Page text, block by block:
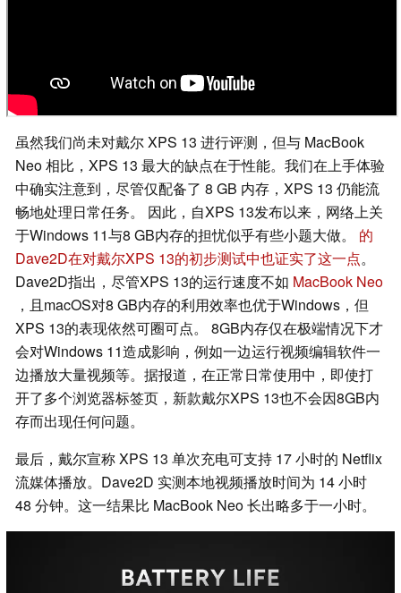
虽然我们尚未对戴尔 XPS 13 进行评测，但与 MacBook
Neo 相比，XPS 13 最大的缺点在于性能。我们在上手体验
中确实注意到，尽管仅配备了 8 GB 内存，XPS 13 仍能流
畅地处理日常任务。 因此，自XPS 13发布以来，网络上关
于Windows 11与8 GB内存的担忧似乎有些小题大做。 的
Dave2D在对戴尔XPS 13的初步测试中也证实了这一点。
Dave2D指出，尽管XPS 13的运行速度不如 MacBook Neo
，且macOS对8 GB内存的利用效率也优于Windows，但
XPS 13的表现依然可圈可点。 8GB内存仅在极端情况下才
会对Windows 11造成影响，例如一边运行视频编辑软件一
边播放大量视频等。据报道，在正常日常使用中，即使打
开了多个浏览器标签页，新款戴尔XPS 13也不会因8GB内
存而出现任何问题。
最后，戴尔宣称 XPS 13 单次充电可支持 17 小时的 Netflix
流媒体播放。Dave2D 实测本地视频播放时间为 14 小时
48 分钟。这一结果比 MacBook Neo 长出略多于一小时。